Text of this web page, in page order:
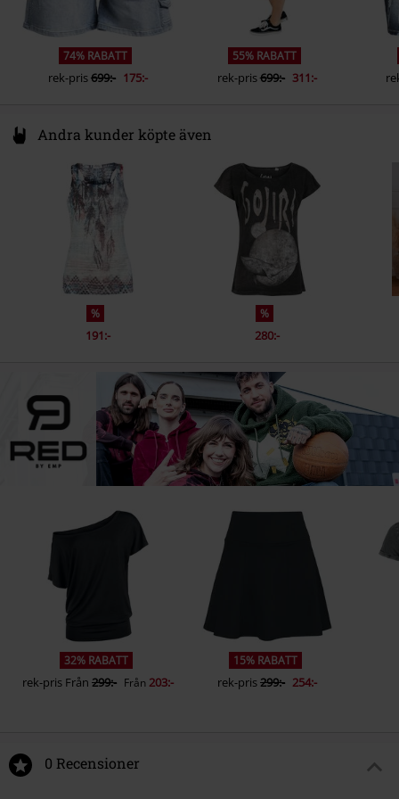
74% RABATT
rek-pris699:- 175:-
55% RABATT
rek-pris699:- 311:-
Andra kunder köpte även
%
191:-
%
280:-
32% RABATT
rek-pris Från299:- Från 203:-
15% RABATT
rek-pris299:- 254:-
0 Recensioner